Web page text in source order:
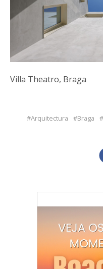
Villa Theatro, Braga
Arquitectura Braga